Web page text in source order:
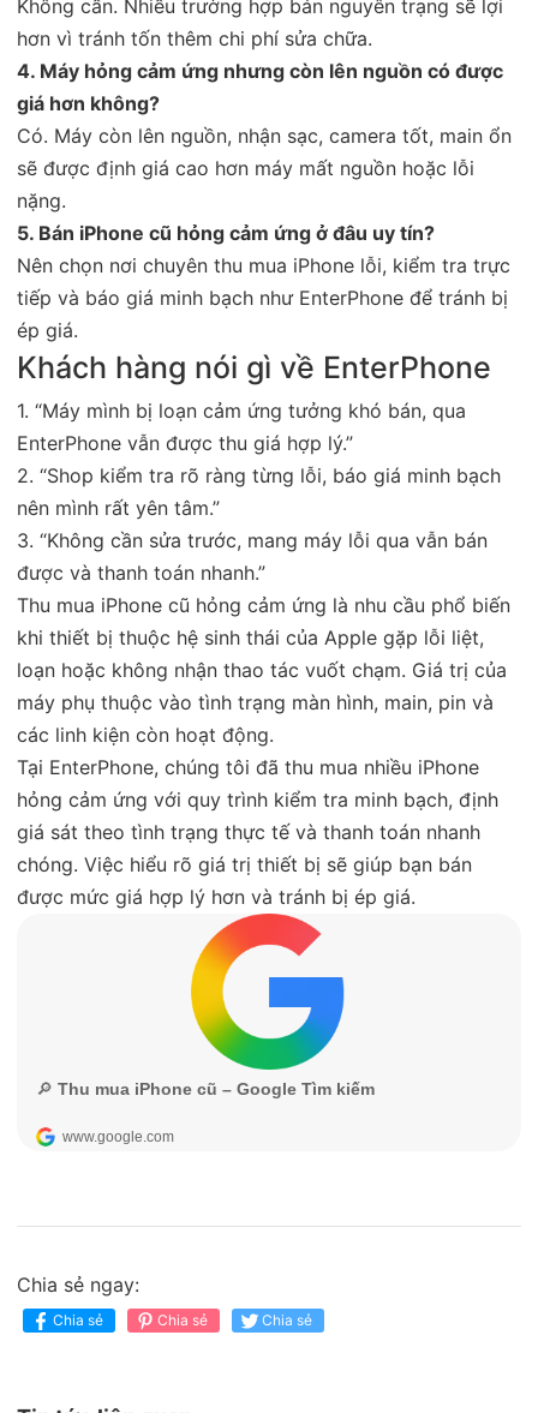
Không cần. Nhiều trường hợp bán nguyên trạng sẽ lợi
hơn vì tránh tốn thêm chi phí sửa chữa.
4. Máy hỏng cảm ứng nhưng còn lên nguồn có được
giá hơn không?
Có. Máy còn lên nguồn, nhận sạc, camera tốt, main ổn
sẽ được định giá cao hơn máy mất nguồn hoặc lỗi
nặng.
5. Bán iPhone cũ hỏng cảm ứng ở đâu uy tín?
Nên chọn nơi chuyên thu mua iPhone lỗi, kiểm tra trực
tiếp và báo giá minh bạch như EnterPhone để tránh bị
ép giá.
Khách hàng nói gì về EnterPhone
1. “Máy mình bị loạn cảm ứng tưởng khó bán, qua
EnterPhone vẫn được thu giá hợp lý.”
2. “Shop kiểm tra rõ ràng từng lỗi, báo giá minh bạch
nên mình rất yên tâm.”
3. “Không cần sửa trước, mang máy lỗi qua vẫn bán
được và thanh toán nhanh.”
Thu mua iPhone cũ hỏng cảm ứng là nhu cầu phổ biến
khi thiết bị thuộc hệ sinh thái của Apple gặp lỗi liệt,
loạn hoặc không nhận thao tác vuốt chạm. Giá trị của
máy phụ thuộc vào tình trạng màn hình, main, pin và
các linh kiện còn hoạt động.
Tại EnterPhone, chúng tôi đã thu mua nhiều iPhone
hỏng cảm ứng với quy trình kiểm tra minh bạch, định
giá sát theo tình trạng thực tế và thanh toán nhanh
chóng. Việc hiểu rõ giá trị thiết bị sẽ giúp bạn bán
được mức giá hợp lý hơn và tránh bị ép giá.
Chia sẻ ngay:
Chia sẻ Chia sẻ Chia sẻ